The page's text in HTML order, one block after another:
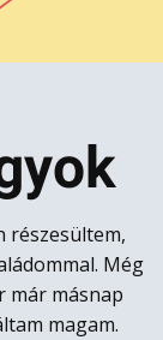
részesültem,
Még
már másnap
magam.